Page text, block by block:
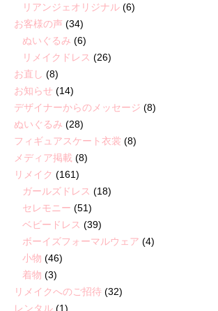
リアンジェオリジナル (6)
お客様の声 (34)
ぬいぐるみ (6)
リメイクドレス (26)
お直し (8)
お知らせ (14)
デザイナーからのメッセージ (8)
ぬいぐるみ (28)
フィギュアスケート衣裳 (8)
メディア掲載 (8)
リメイク (161)
ガールズドレス (18)
セレモニー (51)
ベビードレス (39)
ボーイズフォーマルウェア (4)
小物 (46)
着物 (3)
リメイクへのご招待 (32)
レンタル (1)